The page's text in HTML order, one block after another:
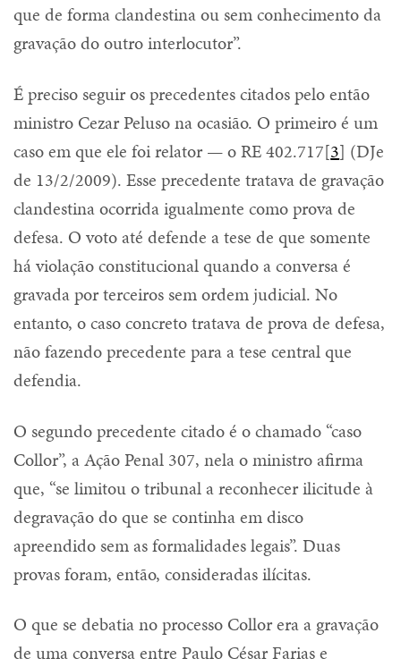
que de forma clandestina ou sem conhecimento da
gravação do outro interlocutor”.
É preciso seguir os precedentes citados pelo então
ministro Cezar Peluso na ocasião. O primeiro é um
caso em que ele foi relator — o RE 402.717[3] (DJe
de 13/2/2009). Esse precedente tratava de gravação
clandestina ocorrida igualmente como prova de
defesa. O voto até defende a tese de que somente
há violação constitucional quando a conversa é
gravada por terceiros sem ordem judicial. No
entanto, o caso concreto tratava de prova de defesa,
não fazendo precedente para a tese central que
defendia.
O segundo precedente citado é o chamado “caso
Collor”, a Ação Penal 307, nela o ministro afirma
que, “se limitou o tribunal a reconhecer ilicitude à
degravação do que se continha em disco
apreendido sem as formalidades legais”. Duas
provas foram, então, consideradas ilícitas.
O que se debatia no processo Collor era a gravação
de uma conversa entre Paulo César Farias e